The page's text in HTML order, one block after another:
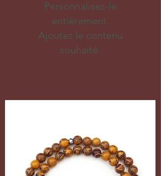
Personnalisez-le
entièrement.
Ajoutez le contenu
souhaité.